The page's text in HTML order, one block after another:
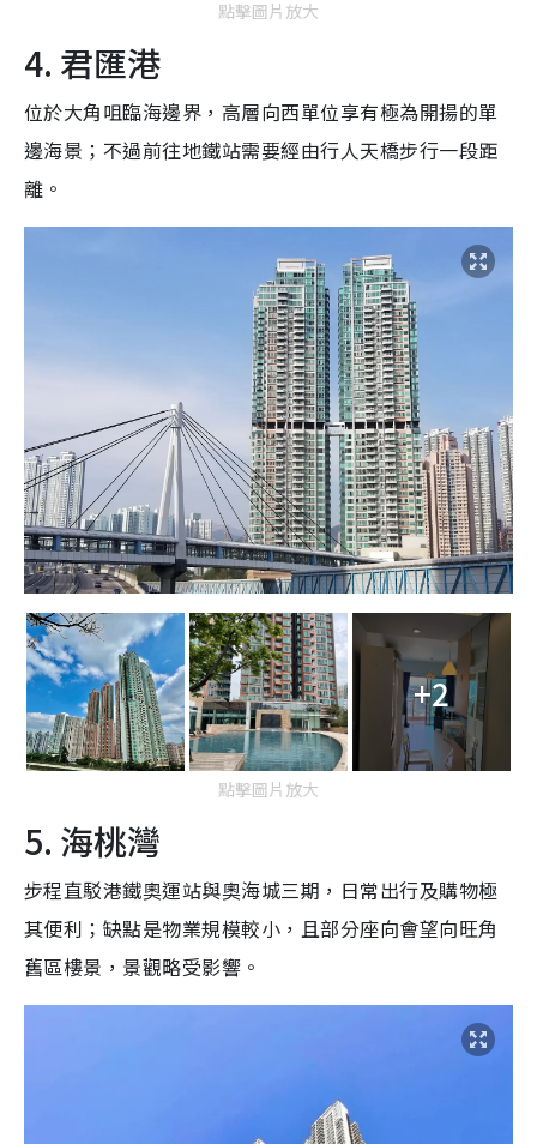
點擊圖片放大
4. 君匯港
位於大角咀臨海邊界，高層向西單位享有極為開揚的單
邊海景；不過前往地鐵站需要經由行人天橋步行一段距
離。
+2
點擊圖片放大
5. 海桃灣
步程直駁港鐵奧運站與奧海城三期，日常出行及購物極
其便利；缺點是物業規模較小，且部分座向會望向旺角
舊區樓景，景觀略受影響。